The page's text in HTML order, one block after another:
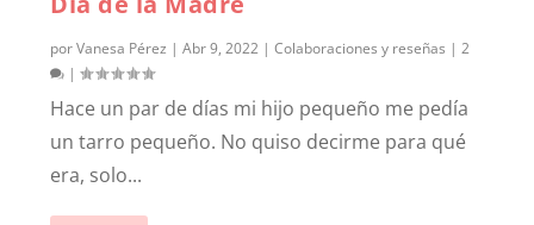
porVanesa Pérez |Abr 9, 2022 |Colaboraciones y reseñas |2
|
Hace un par de días mi hijo pequeño me pedía
un tarro pequeño. No quiso decirme para qué
era, solo...